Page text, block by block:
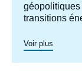
transitions
compétitivité,
valeur, et
l’étude des
Voir plus